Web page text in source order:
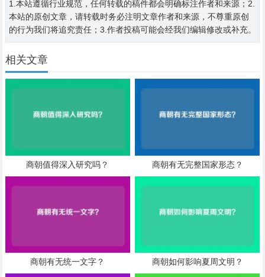
1.本站遵循行业规范，任何转载的稿件都会明确标注作者和来源；2.
本站的原创文章，请转载时务必注明文章作者和来源，不尊重原创
的行为我们将追究责任；3.作者投稿可能会经我们编辑修改或补充。
相关文章
商朝值得深入研究吗？ 商朝有无完整国家形态？
商朝有无统一文字？ 商朝如何影响夏周文明？